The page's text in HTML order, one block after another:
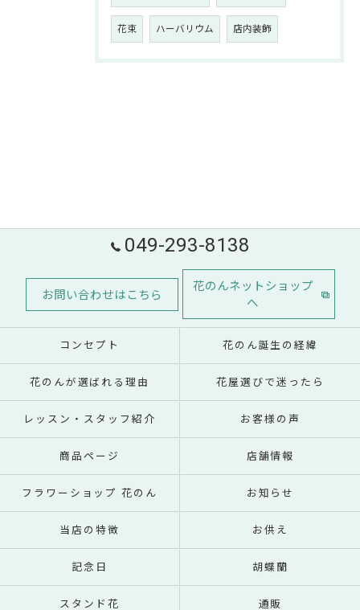
花束 ハーバリウム 店内装飾
049-293-8138
お問い合わせはこちら
花のんネットショップ
へ
コンセプト 花のん誕生の経緯
花のんが選ばれる理由 花屋選びで迷ったら
レッスン・スタッフ紹介 お客様の声
商品ページ 店舗情報
フラワーショップ 花のん お知らせ
当店の特徴 お供え
記念日 胡蝶蘭
スタンド花 通販